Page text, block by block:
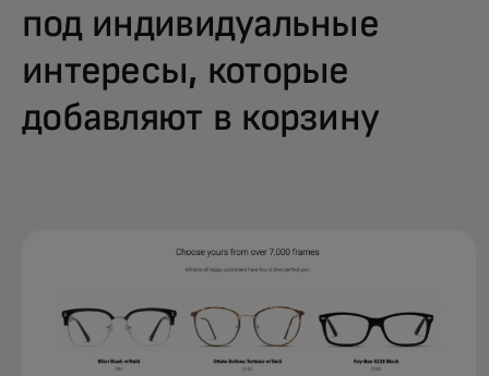
под индивидуальные
интересы, которые
добавляют в корзину